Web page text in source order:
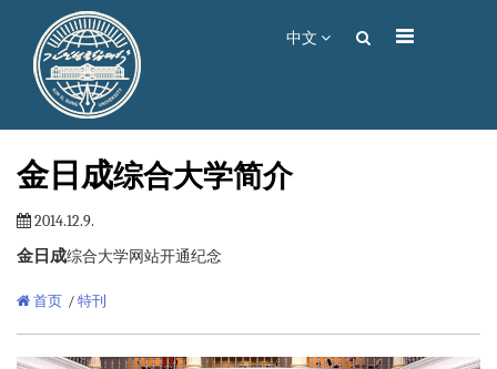
中文
金日成综合大学简介
2014.12.9.
金日成综合大学网站开通纪念
首页 / 特刊